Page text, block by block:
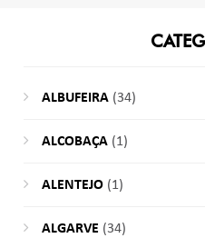
ALBUFEIRA(34)
ALCOBAÇA(1)
ALENTEJO(1)
ALGARVE (34)